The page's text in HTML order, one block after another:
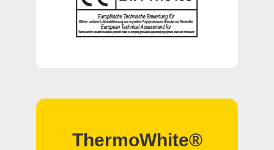
ThermoWhite®